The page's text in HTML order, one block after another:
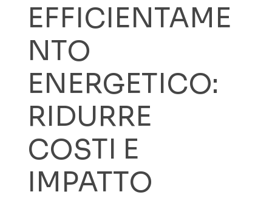
EFFICIENTAME
NTO
ENERGETICO:
RIDURRE
COSTI E
IMPATTO